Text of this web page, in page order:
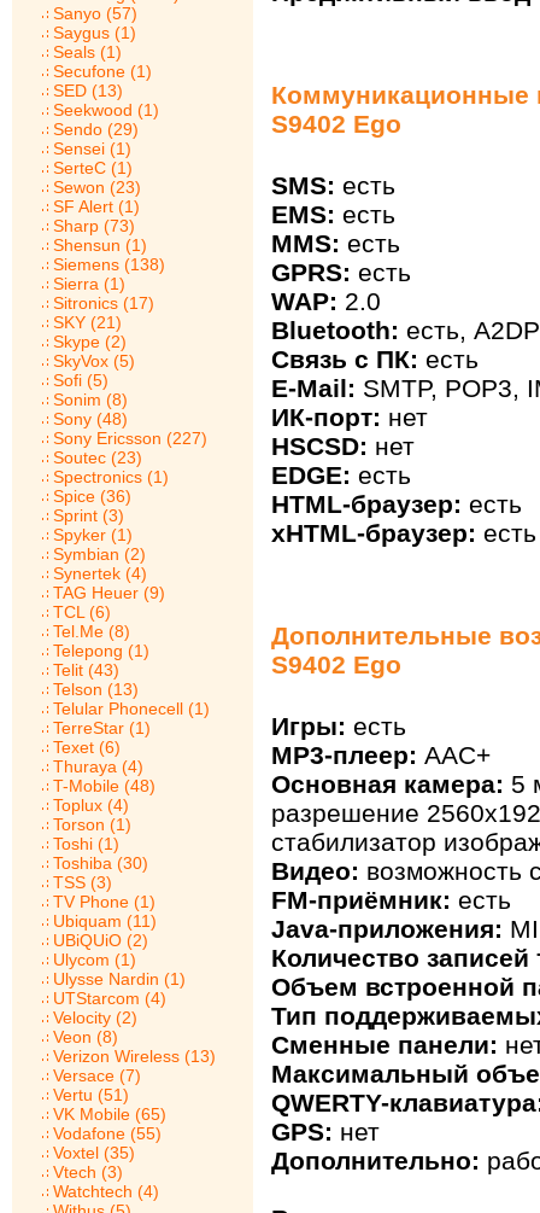
Sanyo (57)
Saygus (1)
Seals (1)
Secufone (1)
SED (13)
Seekwood (1)
Sendo (29)
Sensei (1)
SerteC (1)
Sewon (23)
SF Alert (1)
Sharp (73)
Shensun (1)
Siemens (138)
Sierra (1)
Sitronics (17)
SKY (21)
Skype (2)
SkyVox (5)
Sofi (5)
Sonim (8)
Sony (48)
Sony Ericsson (227)
Soutec (23)
Spectronics (1)
Spice (36)
Sprint (3)
Spyker (1)
Symbian (2)
Synertek (4)
TAG Heuer (9)
TCL (6)
Tel.Me (8)
Telepong (1)
Telit (43)
Telson (13)
Telular Phonecell (1)
TerreStar (1)
Texet (6)
Thuraya (4)
T-Mobile (48)
Toplux (4)
Torson (1)
Toshi (1)
Toshiba (30)
TSS (3)
TV Phone (1)
Ubiquam (11)
UBiQUiO (2)
Ulycom (1)
Ulysse Nardin (1)
UTStarcom (4)
Velocity (2)
Veon (8)
Verizon Wireless (13)
Versace (7)
Vertu (51)
VK Mobile (65)
Vodafone (55)
Voxtel (35)
Vtech (3)
Watchtech (4)
Коммуникационные
S9402 Ego
SMS: есть
EMS: есть
MMS: есть
GPRS: есть
WAP: 2.0
Bluetooth: есть, A2DP
Связь с ПК: есть
E-Mail: SMTP, POP3,
ИК-порт: нет
HSCSD: нет
EDGE: есть
HTML-браузер: есть
xHTML-браузер: есть
Дополнительные
S9402 Ego
Игры: есть
MP3-плеер: AAC+
Основная камера: 5
разрешение
стабилизатор
Видео: возможность
FM-приёмник: есть
Java-приложения:
Количество
Объем встроенной
Тип
Сменные панели:
Максимальный
QWERTY-
GPS: нет
Дополнительно: